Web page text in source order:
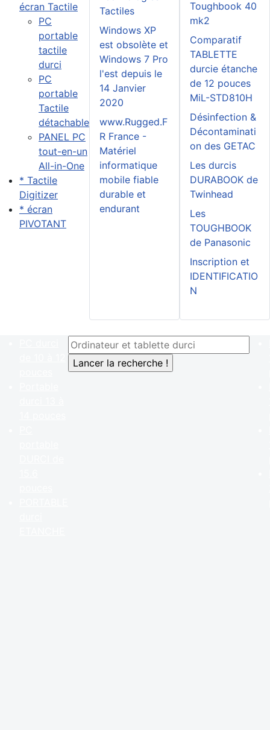
écran Tactile
PC
portable
tactile
durci
PC
portable
Tactile
détachable
PANEL PC
tout-en-un
All-in-One
* Tactile
Digitizer
* écran
PIVOTANT
Tactiles
Windows XP
est obsolète et
Windows 7 Pro
l'est depuis le
14 Janvier
2020
www.Rugged.F
R France -
Matériel
informatique
mobile fiable
durable et
endurant
Toughbook 40
mk2
Comparatif
TABLETTE
durcie étanche
de 12 pouces
MiL-STD810H
Désinfection &
Décontaminati
on des GETAC
Les durcis
DURABOOK de
Twinhead
Les
TOUGHBOOK
de Panasonic
Inscription et
IDENTIFICATIO
N